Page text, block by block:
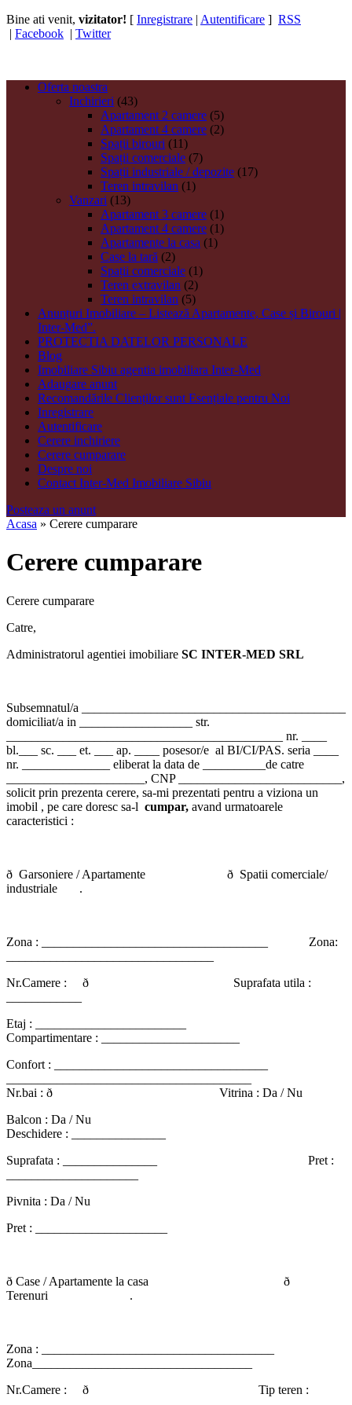
Bine ati venit, vizitator! [ Inregistrare | Autentificare ] RSS
| Facebook | Twitter
Oferta noastra
Inchirieri (43)
Apartament 2 camere (5)
Apartament 4 camere (2)
Spații birouri (11)
Spații comerciale (7)
Spații industriale / depozite (17)
Teren intravilan (1)
Vanzari (13)
Apartament 3 camere (1)
Apartament 4 camere (1)
Apartamente la casa (1)
Case la tară (2)
Spații comerciale (1)
Teren extravilan (2)
Teren intravilan (5)
Anunțuri Imobiliare – Listează Apartamente, Case și Birouri |
Inter-Med”.
PROTECTIA DATELOR PERSONALE
Blog
Imobiliare Sibiu agentia imobiliara Inter-Med
Adaugare anunt
Recomandările Clienților sunt Esențiale pentru Noi
Inregistrare
Autentificare
Cerere inchiriere
Cerere cumparare
Despre noi
Contact Inter-Med Imobiliare Sibiu
Posteaza un anunt
Acasa » Cerere cumparare
Cerere cumparare
Cerere cumparare
Catre,
Administratorul agentiei imobiliare SC INTER-MED SRL
Subsemnatul/a __________________________________________
domiciliat/a in __________________ str.
____________________________________________ nr. ____
bl.___ sc. ___ et. ___ ap. ____ posesor/e al BI/CI/PAS. seria ____
nr. ______________ eliberat la data de __________de catre
______________________, CNP __________________________,
solicit prin prezenta cerere, sa-mi prezentati pentru a viziona un
imobil , pe care doresc sa-l cumpar, avand urmatoarele
caracteristici :
ð Garsoniere / Apartamente ð Spatii comerciale/
industriale .
Zona : ____________________________________ Zona:
Nr.Camere : ð Suprafata utila :
Etaj : ________________________
Compartimentare : ______________________
Confort : __________________________________
Nr.bai : ð Vitrina : Da / Nu
Balcon : Da / Nu
Deschidere : _______________
Suprafata : _______________ Pret :
Pivnita : Da / Nu
Pret : _____________________
ð Case / Apartamente la casa ð
Terenuri .
Zona : _____________________________________
Zona___________________________________
Nr.Camere : ð Tip teren :